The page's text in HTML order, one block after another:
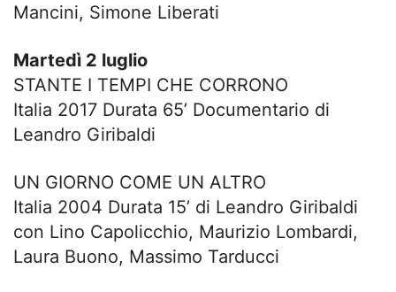
Mancini, Simone Liberati
Martedì 2 luglio
STANTE I TEMPI CHE CORRONO
Italia 2017 Durata 65’ Documentario di
Leandro Giribaldi
UN GIORNO COME UN ALTRO
Italia 2004 Durata 15’ di Leandro Giribaldi
con Lino Capolicchio, Maurizio Lombardi,
Laura Buono, Massimo Tarducci